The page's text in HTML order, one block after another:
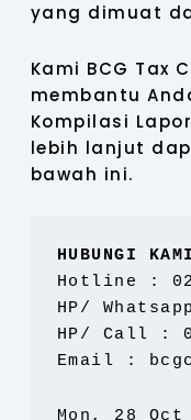
yang dimuat
Kami BCG Tax
membantu
Kompilasi
lebih lanjut
bawah ini.
HUBUNGI
Hotline :
HP/
HP/ Call :
Email :
Mon, 28 Oct